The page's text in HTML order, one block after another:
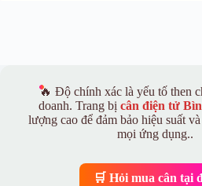
🔥 Độ chính xác là yếu tố then
doanh. Trang bị cân điện tử
lượng cao để đảm bảo hiệu suất
mọi ứng dụng..
🛒 Hỏi mua cân tại